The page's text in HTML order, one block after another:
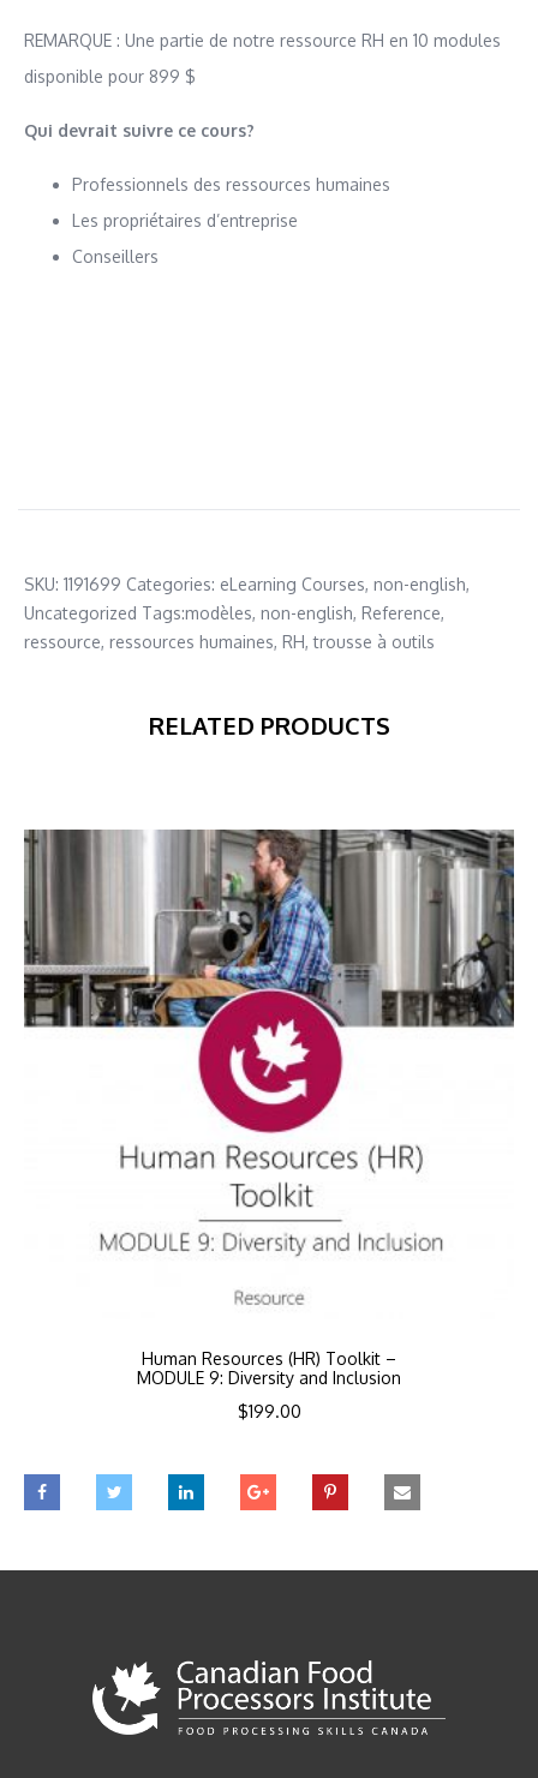
REMARQUE : Une partie de notre ressource RH en 10 modules
disponible pour 899 $
Qui devrait suivre ce cours?
Professionnels des ressources humaines
Les propriétaires d’entreprise
Conseillers
SKU: 1191699 Categories: eLearning Courses, non-english,
Uncategorized Tags:modèles, non-english, Reference,
ressource, ressources humaines, RH,trousse à outils
RELATED PRODUCTS
Human Resources (HR) Toolkit –
MODULE 9: Diversity and Inclusion
$199.00